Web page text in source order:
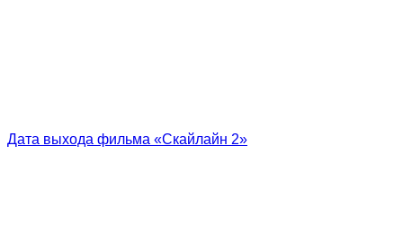
Дата выхода фильма «Скайлайн 2»